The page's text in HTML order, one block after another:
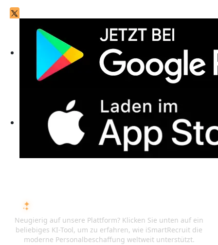
Neugierig auf unsere Plattform? Klicken Sie unten auf ein
beliebiges KI-Tool, um zu erfahren, wie iSmartRecruit die
moderne Personalbeschaffung weltweit unterstützt.